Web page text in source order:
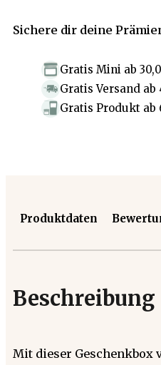
Sichere dir deine
Gratis Mini ab
Gratis Versand ab
Gratis Produkt ab
Produktdaten
Beschreibung
Mit dieser Geschenkbox